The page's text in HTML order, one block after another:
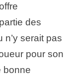
des
serait pas
pour son
bonne